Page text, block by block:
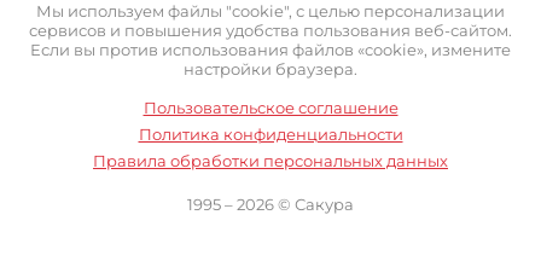
Мы используем файлы "cookie", с целью персонализации
сервисов и повышения удобства пользования веб-сайтом.
Если вы против использования файлов «cookie», измените
настройки браузера.
Пользовательское соглашение
Политика конфиденциальности
Правила обработки персональных данных
1995 – 2026 © Сакура